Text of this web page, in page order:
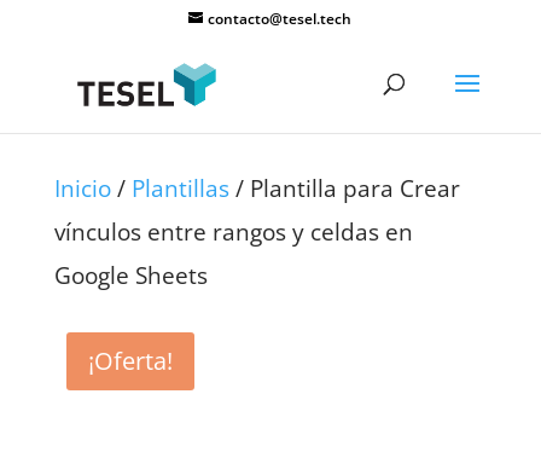
contacto@tesel.tech
Inicio/ Plantillas/ Plantilla para Crear
vínculos entre rangos y celdas en
Google Sheets
¡Oferta!